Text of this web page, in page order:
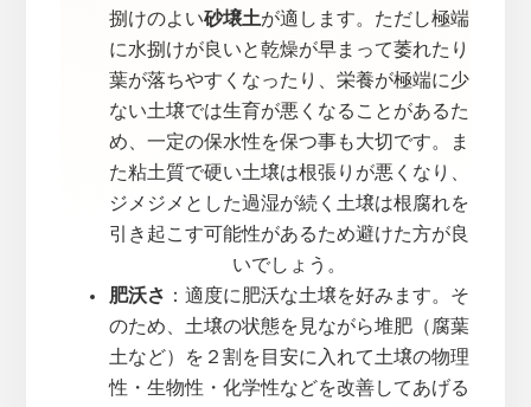
捌けのよい砂壌土が適します。ただし極端
に水捌けが良いと乾燥が早まって萎れたり
葉が落ちやすくなったり、栄養が極端に少
ない土壌では生育が悪くなることがあるた
め、一定の保水性を保つ事も大切です。ま
た粘土質で硬い土壌は根張りが悪くなり、
ジメジメとした過湿が続く土壌は根腐れを
引き起こす可能性があるため避けた方が良
いでしょう。
肥沃さ ：適度に肥沃な土壌を好みます。そ
のため、土壌の状態を見ながら堆肥（腐葉
土など）を２割を目安に入れて土壌の物理
性・生物性・化学性などを改善してあげる